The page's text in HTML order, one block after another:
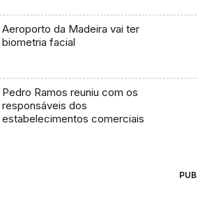
Aeroporto da Madeira vai ter
biometria facial
Pedro Ramos reuniu com os
responsáveis dos
estabelecimentos comerciais
PUB